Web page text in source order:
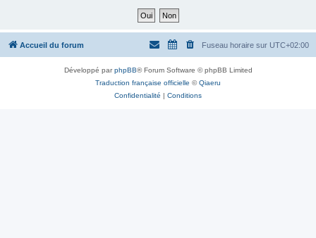
h
Accueil du forum Fuseau horaire sur UTC+02:00
Développé parphpBB® Forum Software © phpBB Limited
Traduction française officielle ©Qiaeru
Confidentialité | Conditions